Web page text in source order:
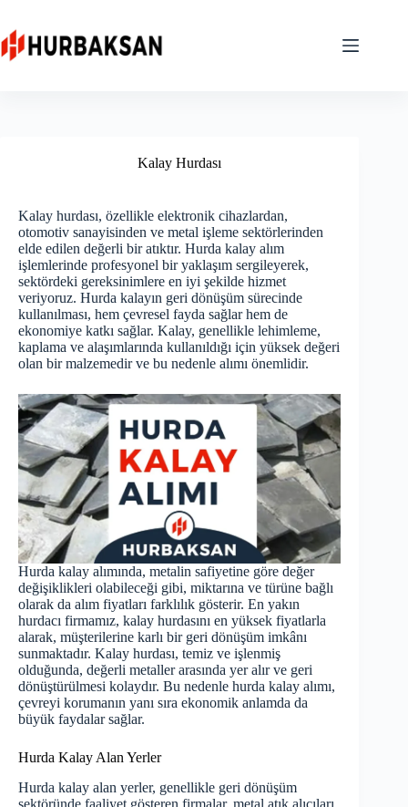
content
Kalay Hurdası
Kalay hurdası, özellikle elektronik cihazlardan,
otomotiv sanayisinden ve metal işleme sektörlerinden
elde edilen değerli bir atıktır. Hurda kalay alım
işlemlerinde profesyonel bir yaklaşım sergileyerek,
sektördeki gereksinimlere en iyi şekilde hizmet
veriyoruz. Hurda kalayın geri dönüşüm sürecinde
kullanılması, hem çevresel fayda sağlar hem de
ekonomiye katkı sağlar. Kalay, genellikle lehimleme,
kaplama ve alaşımlarında kullanıldığı için yüksek değeri
olan bir malzemedir ve bu nedenle alımı önemlidir.
Hurda kalay alımında, metalin safiyetine göre değer
değişiklikleri olabileceği gibi, miktarına ve türüne bağlı
olarak da alım fiyatları farklılık gösterir. En yakın
hurdacı firmamız, kalay hurdasını en yüksek fiyatlarla
alarak, müşterilerine karlı bir geri dönüşüm imkânı
sunmaktadır. Kalay hurdası, temiz ve işlenmiş
olduğunda, değerli metaller arasında yer alır ve geri
dönüştürülmesi kolaydır. Bu nedenle hurda kalay alımı,
çevreyi korumanın yanı sıra ekonomik anlamda da
büyük faydalar sağlar.
Hurda Kalay Alan Yerler
Hurda kalay alan yerler, genellikle geri dönüşüm
sektöründe faaliyet gösteren firmalar, metal atık alıcıları